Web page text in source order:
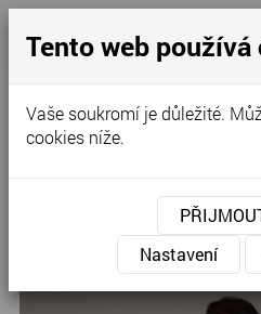
Svatební šaty»Svatební
Tento web používá
Vaše soukromí je důležité.
cookies níže.
Nastavení